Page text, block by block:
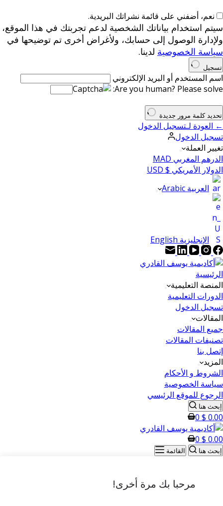
نعم، أضفني على قائمة نشراتك البريدية.
سيتم استخدام بياناتك الشخصية لدعم تجربتك في هذا الموقع،
ولإدارة الوصول إلى حسابك، ولأغراض أخرى تم توضيحها في
سياسة الخصوصية لدينا.
تسجيل
اسم المستخدم أو البريد الإلكتروني
Are you human? Please solve:
تحديد كلمة مرور جديدة
← العودة لـتسجيل الدخول
تسجيل الدخول
تغيير العملة
الدرهم المغربي MAD
الدولار الأمريكي $ USD
العربية Arabic
الإنجليزية English
الرئيسية
المنصة التعليمية
الدورات التعليمية
تسجيل الدخول
المقالات
جميع المقالات
تصنيفات المقالات
إتصل بنا
المزيد
الشروط و الأحكام
سياسة الخصوصية
الرجوع للموقع الرئيسي
إبحث هنا
0.00
$
0
0.00
$
0
إبحث هنا القائمة
مرحبا بك مرة أخرى!